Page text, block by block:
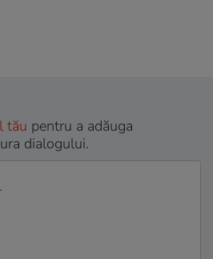
tău pentru a adăuga
dialogului.